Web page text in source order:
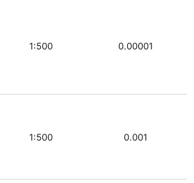
1:500 0.00001
1:500 0.001